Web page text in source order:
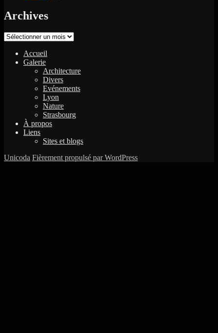
Archives
Archives
Accueil
Galerie
Architecture
Divers
Evénements
Lyon
Nature
Strasbourg
À propos
Liens
Sites et blogs
Unicoda Fièrement propulsé par WordPress